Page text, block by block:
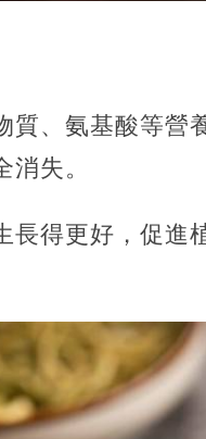
質、氨基酸等營
失。
長得更好，促進